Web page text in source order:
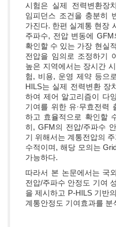
시험은 실제 전력변환장
임피던스 조건을 충분히
가진다. 한편 실계통 현장
주파수, 전압 변동에
확인할 수 있는 가장 현실
전압을 임의로 조정하기
높은 지역에서는 장시간
험, 비용, 운영 제약 등으
HILS는 실제 전력변환 장
하여 제어 알고리즘이 다
기여를 위한 유·무효전력
하고 효율적으로 확인할
히, GFM의 전압/주파수
기 위해서는 계통전압의
수적이며, 해당 모의는
가능하다.
따라서 본 논문에서는 국
전압/주파수 안정도 기여
을 제시하고 P-HILS 기반
계통안정도 기여효과를 분